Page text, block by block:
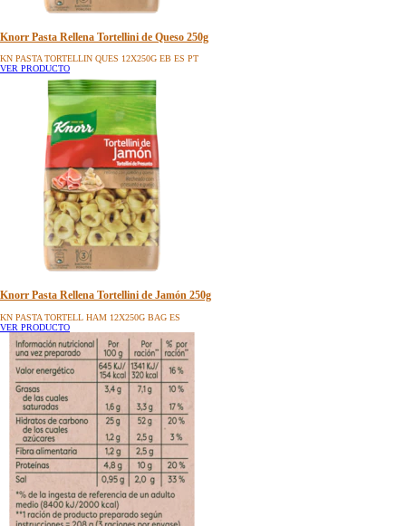
Knorr Pasta Rellena Tortellini de Queso 250g
KN PASTA TORTELLIN QUES 12X250G EB ES PT
VER PRODUCTO
Knorr Pasta Rellena Tortellini de Jamón 250g
KN PASTA TORTELL HAM 12X250G BAG ES
VER PRODUCTO